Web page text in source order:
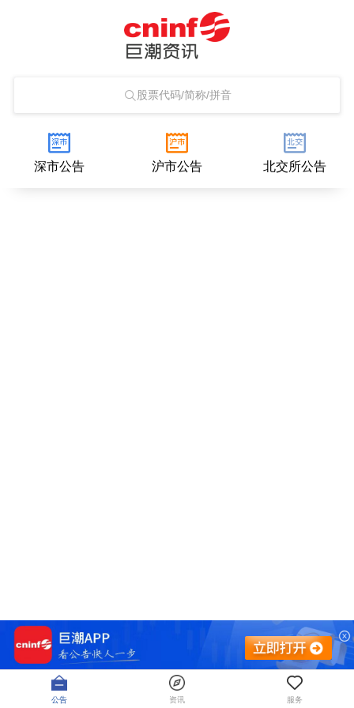
股票代码/简称/拼音
深市公告 沪市公告 北交所公告
公告 资讯 服务